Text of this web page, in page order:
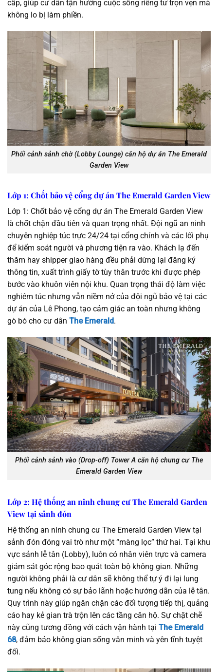
cấp, giúp cư dân tận hưởng cuộc sống riêng tư trọn vẹn mà
không lo bị làm phiền.
Phối cảnh sảnh chờ (Lobby Lounge) căn hộ dự án The Emerald
Garden View
Lớp 1: Chốt bảo vệ cổng dự án The Emerald Garden View
Lớp 1: Chốt bảo vệ cổng dự án The Emerald Garden View
là chốt chặn đầu tiên và quan trọng nhất. Đội ngũ an ninh
chuyên nghiệp túc trực 24/24 tại cổng chính và các lối phụ
để kiểm soát người và phương tiện ra vào. Khách lạ đến
thăm hay shipper giao hàng đều phải dừng lại đăng ký
thông tin, xuất trình giấy tờ tùy thân trước khi được phép
bước vào khuôn viên nội khu. Quan trọng thái độ làm việc
nghiêm túc nhưng vẫn niềm nở của đội ngũ bảo vệ tại các
dự án của Lê Phong, tạo cảm giác an toàn nhưng không
gò bó cho cư dân The Emerald .
Phối cảnh sảnh vào (Drop-off) Tower A căn hộ chung cư The
Emerald Garden View
Lớp 2: Hệ thống an ninh chung cư The Emerald Garden
View tại sảnh đón
Hệ thống an ninh chung cư The Emerald Garden View tại
sảnh đón đóng vai trò như một “màng lọc” thứ hai. Tại khu
vực sảnh lễ tân (Lobby), luôn có nhân viên trực và camera
giám sát góc rộng bao quát toàn bộ không gian. Những
người không phải là cư dân sẽ không thể tự ý đi lại lung
tung nếu không có sự bảo lãnh hoặc hướng dẫn của lễ tân.
Quy trình này giúp ngăn chặn các đối tượng tiếp thị, quảng
cáo hay kẻ gian trà trộn lên các tầng căn hộ. Sự chặt chẽ
này cũng tương đồng với cách vận hành tại The Emerald
68, đảm bảo không gian sống văn minh và yên tĩnh tuyệt
đối.